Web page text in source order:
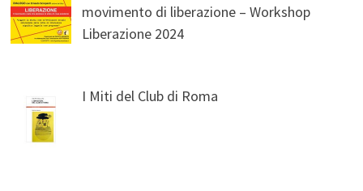
movimento di liberazione – Workshop
Liberazione 2024
I Miti del Club di Roma